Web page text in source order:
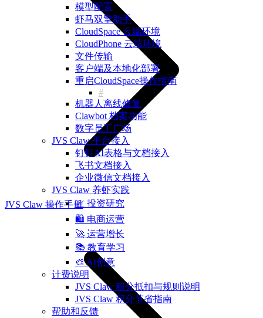
模型配置
虾马双擎助手
CloudSpace 云端环境
CloudPhone 云端环境
文件传输
客户端及本地化部署
重启CloudSpace操作指南
机器人离线修复
Clawbot 档案功能
数字员工广场
JVS Claw 平台接入
钉钉AI表格与文档接入
飞书文档接入
企业微信文档接入
JVS Claw 养虾实践
📈 投资研究
🛍️ 电商运营
🚀 运营增长
📚 教育学习
🎨 AI创意
计费说明
JVS Claw 积分抵扣与规则说明
JVS Claw 积分节省指南
帮助和反馈
JVS Claw 操作手册